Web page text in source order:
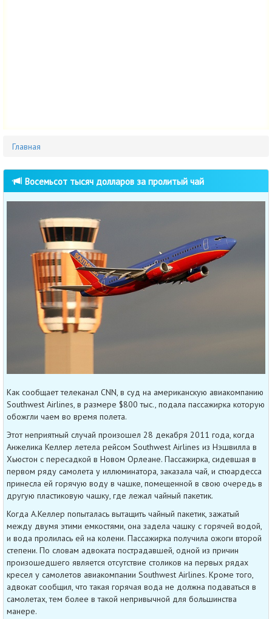
Главная
Восемьсот тысяч долларов за пролитый чай
Как сообщает телеканал CNN, в суд на американскую авиакомпанию
Southwest Airlines, в размере $800 тыс., подала пассажирка которую
обожгли чаем во время полета.
Этот неприятный случай произошел 28 декабря 2011 года, когда
Анжелика Келлер летела рейсом Southwest Airlines из Нэшвилла в
Хьюстон с пересадкой в Новом Орлеане. Пассажирка, сидевшая в
первом ряду самолета у иллюминатора, заказала чай, и стюардесса
принесла ей горячую воду в чашке, помещенной в свою очередь в
другую пластиковую чашку, где лежал чайный пакетик.
Когда А.Келлер попыталась вытащить чайный пакетик, зажатый
между двумя этими емкостями, она задела чашку с горячей водой,
и вода пролилась ей на колени. Пассажирка получила ожоги второй
степени. По словам адвоката пострадавшей, одной из причин
произошедшего является отсутствие столиков на первых рядах
кресел у самолетов авиакомпании Southwest Airlines. Кроме того,
адвокат сообщил, что такая горячая вода не должна подаваться в
самолетах, тем более в такой непривычной для большинства
манере.